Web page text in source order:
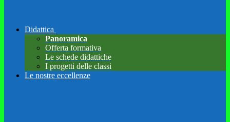
Didattica
Panoramica
Offerta formativa
Le schede didattiche
I progetti delle classi
Le nostre eccellenze